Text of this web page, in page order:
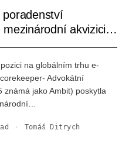
akvizici
na globálním trhu e-
Advokátní
známá jako Ambit) poskytla
· Tomáš Ditrych